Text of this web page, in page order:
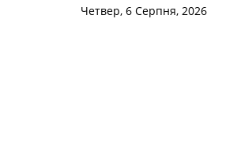
Четвер, 6 Серпня, 2026